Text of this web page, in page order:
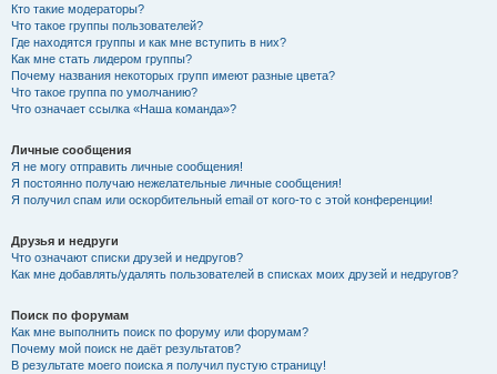
Кто такие модераторы?
Что такое группы пользователей?
Где находятся группы и как мне вступить в них?
Как мне стать лидером группы?
Почему названия некоторых групп имеют разные цвета?
Что такое группа по умолчанию?
Что означает ссылка «Наша команда»?
Личные сообщения
Я не могу отправить личные сообщения!
Я постоянно получаю нежелательные личные сообщения!
Я получил спам или оскорбительный email от кого-то с этой конференции!
Друзья и недруги
Что означают списки друзей и недругов?
Как мне добавлять/удалять пользователей в списках моих друзей и недругов?
Поиск по форумам
Как мне выполнить поиск по форуму или форумам?
Почему мой поиск не даёт результатов?
В результате моего поиска я получил пустую страницу!